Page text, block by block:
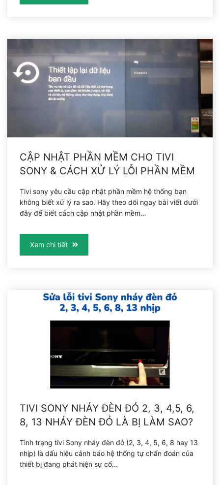
CẬP NHẬT PHẦN MỀM CHO TIVI
SONY & CÁCH XỬ LÝ LỖI PHẦN MỀM
Tivi sony yêu cầu cập nhật phần mềm hệ thống bạn
không biết xử lý ra sao. Hãy theo dõi ngay bài viết dưới
đây để biết cách cập nhật phần mềm...
Xem chi tiết
TIVI SONY NHÁY ĐÈN ĐỎ 2, 3, 4,5, 6,
8, 13 NHÁY ĐÈN ĐỎ LÀ BỊ LÀM SAO?
Tình trạng tivi Sony nháy đèn đỏ (2, 3, 4, 5, 6, 8 hay 13
nhịp) là dấu hiệu cảnh báo hệ thống tự chẩn đoán của
thiết bị đang phát hiện sự cố...